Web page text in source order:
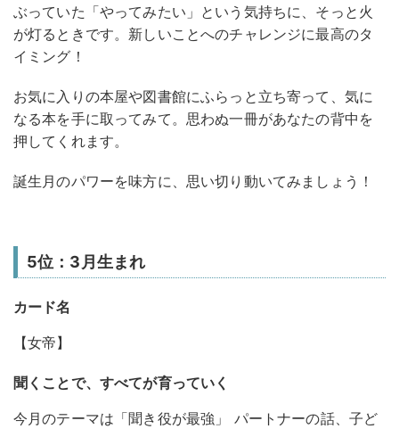
ぶっていた「やってみたい」という気持ちに、そっと火
が灯るときです。新しいことへのチャレンジに最高のタ
イミング！
お気に入りの本屋や図書館にふらっと立ち寄って、気に
なる本を手に取ってみて。思わぬ一冊があなたの背中を
押してくれます。
誕生月のパワーを味方に、思い切り動いてみましょう！
5位：3月生まれ
カード名
【女帝】
聞くことで、すべてが育っていく
今月のテーマは「聞き役が最強」 パートナーの話、子ど